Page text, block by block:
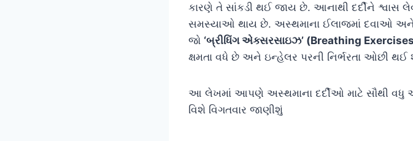
કારણે તે સાંકડી થઈ જાય છે. આનાથી દર્દીને
સમસ્યાઓ થાય છે. અસ્થમાના ઈલાજમાં દવાઓ અને
જો ‘બ્રીધિંગ એક્સરસાઇઝ’ (Breathing
ક્ષમતા વધે છે અને ઇન્હેલર પરની નિર્ભરતા ઓછી
આ લેખમાં આપણે અસ્થમાના દર્દીઓ માટે સૌથી વધુ
વિશે વિગતવાર જાણીશું